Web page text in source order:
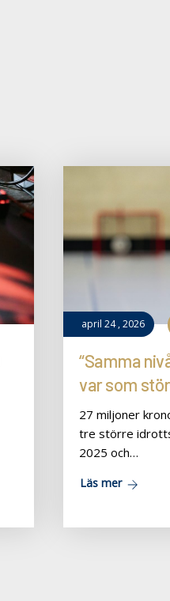
april 24,2026
“Samma
var som
27 miljoner
tre större
2025 och…
Läs mer